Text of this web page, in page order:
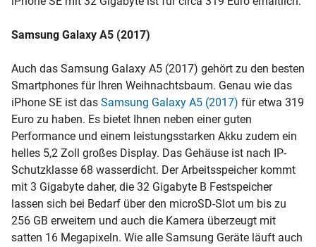
Samsung Galaxy A5 (2017)
Auch das Samsung Galaxy A5 (2017) gehört zu den besten
Smartphones für Ihren Weihnachtsbaum. Genau wie das
iPhone SE ist das Samsung Galaxy A5 (2017) für etwa 319
Euro zu haben. Es bietet Ihnen neben einer guten
Performance und einem leistungsstarken Akku zudem ein
helles 5,2 Zoll großes Display. Das Gehäuse ist nach IP-
Schutzklasse 68 wasserdicht. Der Arbeitsspeicher kommt
mit 3 Gigabyte daher, die 32 Gigabyte B Festspeicher
lassen sich bei Bedarf über den microSD-Slot um bis zu
256 GB erweitern und auch die Kamera überzeugt mit
satten 16 Megapixeln. Wie alle Samsung Geräte läuft auch